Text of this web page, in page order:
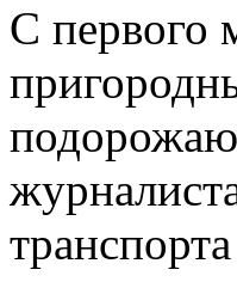
С первого